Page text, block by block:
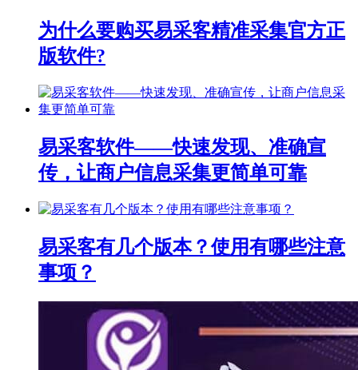
为什么要购买易采客精准采集官方正
版软件?
易采客软件——快速发现、准确宣
传，让商户信息采集更简单可靠
易采客有几个版本？使用有哪些注意
事项？